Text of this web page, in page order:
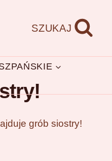
SZUKAJ
grób siostry!